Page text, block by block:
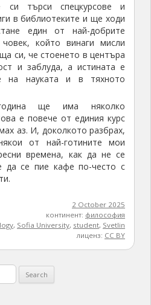
търси спецкурсове и
в библиотеките и ще ходи
един от най-добрите
който винаги мисли
си, че стоенето в центъра
и заблуда, а истината е
на науката и в тяхното
ще има няколко
е повече от единия курс
аз. И, доколкото разбрах,
от най-готините мои
времена, как да не се
да се пие кафе по-често с
2 October 2025
континент: философия
, Sofia University, student, Svetlin
лиценз: CC BY